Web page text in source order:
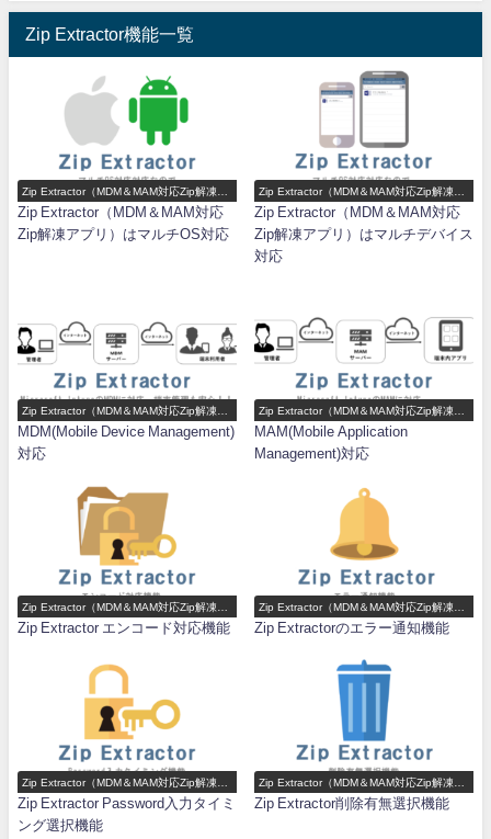
Zip Extractor機能一覧
Zip Extractor（MDM＆MAM対応Zip解凍ア
プリ）機能一覧
Zip Extractor（MDM＆MAM対応
Zip解凍アプリ）はマルチOS対応
Zip Extractor（MDM＆MAM対応Zip解凍ア
プリ）機能一覧
Zip Extractor（MDM＆MAM対応
Zip解凍アプリ）はマルチデバイス
対応
Zip Extractor（MDM＆MAM対応Zip解凍ア
プリ）機能一覧
MDM(Mobile Device Management)
対応
Zip Extractor（MDM＆MAM対応Zip解凍ア
プリ）機能一覧
MAM(Mobile Application
Management)対応
Zip Extractor（MDM＆MAM対応Zip解凍ア
プリ）機能一覧
Zip Extractor エンコード対応機能
Zip Extractor（MDM＆MAM対応Zip解凍ア
プリ）機能一覧
Zip Extractorのエラー通知機能
Zip Extractor（MDM＆MAM対応Zip解凍ア
プリ）機能一覧
Zip Extractor Password入力タイミ
ング選択機能
Zip Extractor（MDM＆MAM対応Zip解凍ア
プリ）機能一覧
Zip Extractor削除有無選択機能